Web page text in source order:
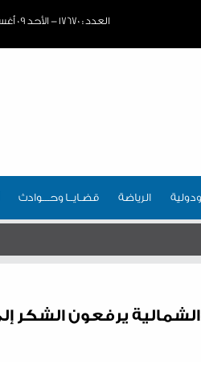
العدد : ١٧٦٧٠ - الأحد ٠٩ أغسطس ٢٠٢٦ م، الموافق ٢٦ صفر ١٤٤٨هـ
الرياضة قضـايــا وحـــوادث
يرفعون الشكر